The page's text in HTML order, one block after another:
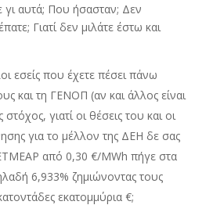
γι αυτά; Που ήσασταν; Δεν
Γιατί δεν μιλάτε έστω και
εσείς που έχετε πέσει πάνω
και τη ΓΕΝΟΠ (αν και άλλος είναι
γιατί οι θέσεις του και οι
για το μέλλον της ΔΕΗ δε σας
από 0,30 €/MWh πήγε στα
6,933% ζημιώνοντας τους
εκατομμύρια €;